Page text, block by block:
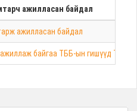
ажилласан байдал
ажилласан байдал
байгаа ТББ-ын гишүүд ТББ-